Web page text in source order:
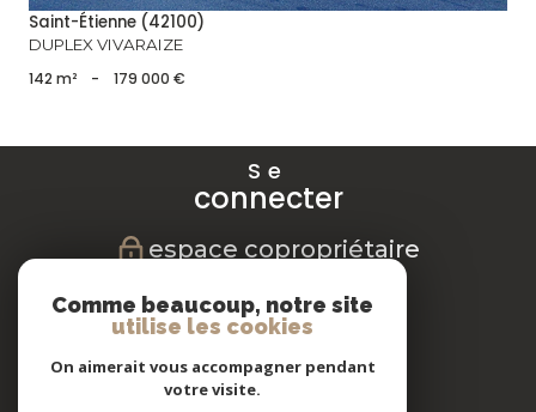
Saint-Étienne (42100)
DUPLEX VIVARAIZE
142 m² - 179 000 €
Se
connecter
espace copropriétaire
Nous
suivre
Comme beaucoup, notre site
utilise les cookies
On aimerait vous accompagner pendant
votre visite.